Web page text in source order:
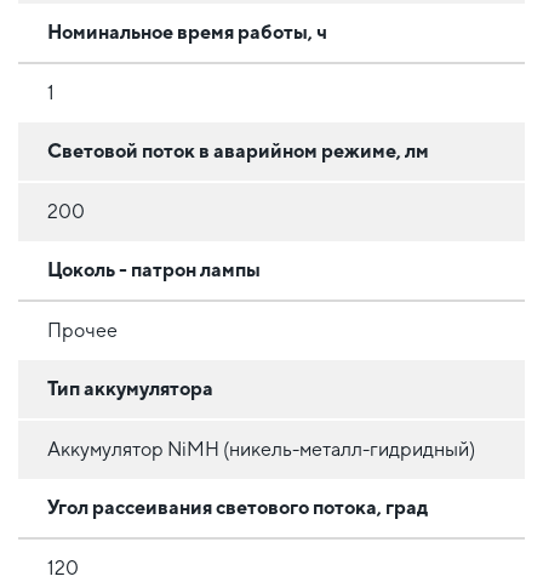
Номинальное время работы, ч
1
Световой поток в аварийном режиме, лм
200
Цоколь - патрон лампы
Прочее
Тип аккумулятора
Аккумулятор NiMH (никель-металл-гидридный)
Угол рассеивания светового потока, град
120